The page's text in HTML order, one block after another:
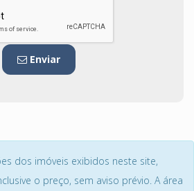
Enviar
dos imóveis exibidos neste site,
o preço, sem aviso prévio. A área